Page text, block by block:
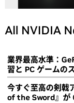
All NVIDIA
業界最高水準：
習と PC ゲームの
今すぐ至高の剣戟
of the Sword』が